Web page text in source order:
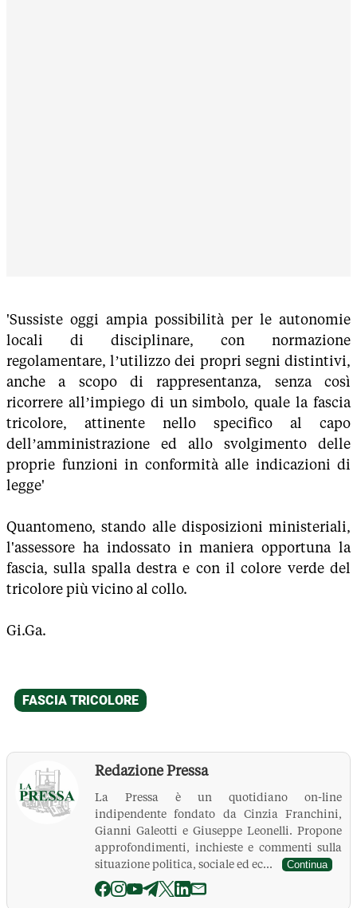
'Sussiste oggi ampia possibilità per le autonomie
locali di disciplinare, con normazione
regolamentare, l’utilizzo dei propri segni distintivi,
anche a scopo di rappresentanza, senza così
ricorrere all’impiego di un simbolo, quale la fascia
tricolore, attinente nello specifico al capo
dell’amministrazione ed allo svolgimento delle
proprie funzioni in conformità alle indicazioni di
legge'
Quantomeno, stando alle disposizioni ministeriali,
l'assessore ha indossato in maniera opportuna la
fascia, sulla spalla destra e con il colore verde del
tricolore più vicino al collo.
Gi.Ga.
Redazione Pressa
La Pressa è un quotidiano on-line
indipendente fondato da Cinzia Franchini,
Gianni Galeotti e Giuseppe Leonelli. Propone
approfondimenti, inchieste e commenti sulla
situazione politica, sociale ed ec...
Continua